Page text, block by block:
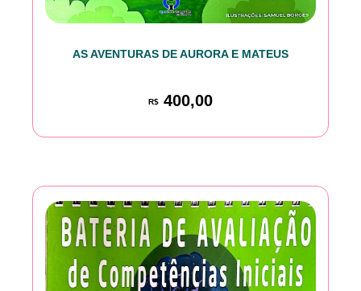
AS AVENTURAS DE AURORA E MATEUS
R$ 400,00